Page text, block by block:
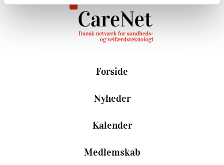
Forside
Nyheder
Kalender
Medlemskab